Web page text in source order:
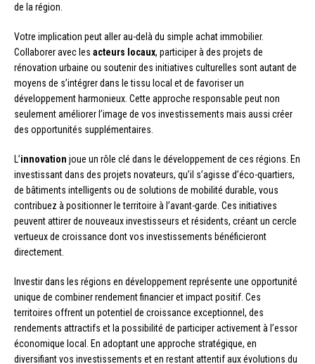
de la région.
Votre implication peut aller au-delà du simple achat immobilier.
Collaborer avec les acteurs locaux, participer à des projets de
rénovation urbaine ou soutenir des initiatives culturelles sont autant de
moyens de s’intégrer dans le tissu local et de favoriser un
développement harmonieux. Cette approche responsable peut non
seulement améliorer l’image de vos investissements mais aussi créer
des opportunités supplémentaires.
L’innovation joue un rôle clé dans le développement de ces régions. En
investissant dans des projets novateurs, qu’il s’agisse d’éco-quartiers,
de bâtiments intelligents ou de solutions de mobilité durable, vous
contribuez à positionner le territoire à l’avant-garde. Ces initiatives
peuvent attirer de nouveaux investisseurs et résidents, créant un cercle
vertueux de croissance dont vos investissements bénéficieront
directement.
Investir dans les régions en développement représente une opportunité
unique de combiner rendement financier et impact positif. Ces
territoires offrent un potentiel de croissance exceptionnel, des
rendements attractifs et la possibilité de participer activement à l’essor
économique local. En adoptant une approche stratégique, en
diversifiant vos investissements et en restant attentif aux évolutions du